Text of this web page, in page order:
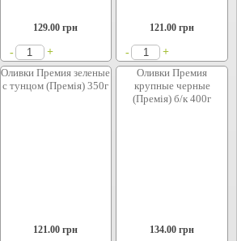
129.00 грн
- +
121.00 грн
-
+
Оливки Премия зеленые
с тунцом (Премія) 350г
121.00 грн
Оливки Премия
крупные черные
(Премія) б/к 400г
134.00 грн